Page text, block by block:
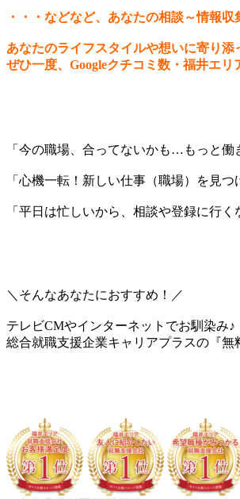
・・・などなど、あなたの相談～情報
あなたのライフスタイルや想いに寄り添
ぜひ一度、Googleクチコミ数・福井エ
「今の職場、合ってないかも…もっと働
「心機一転！新しい仕事（職場）を見つ
「平日は忙しいから、相談や登録に行く
＼そんなあなたにおすすめ！／
テレビCMやインターネットでお馴染み♪
総合就職支援企業キャリアプラスの『